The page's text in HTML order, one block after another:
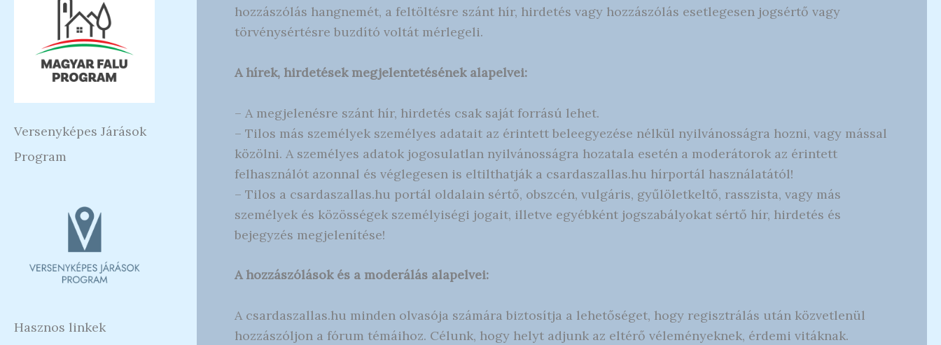
Versenyképes Járások
Program
Hasznos linkek
hozzászólás hangnemét, a feltöltésre szánt hír, hirdetés vagy hozzászólás esetlegesen jogsértő vagy
törvénysértésre buzdító voltát mérlegeli.
A hírek, hirdetések megjelentetésének alapelvei:
– A megjelenésre szánt hír, hirdetés csak saját forrású lehet.
– Tilos más személyek személyes adatait az érintett beleegyezése nélkül nyilvánosságra hozni, vagy mással
közölni. A személyes adatok jogosulatlan nyilvánosságra hozatala esetén a moderátorok az érintett
felhasználót azonnal és véglegesen is eltilthatják a csardaszallas.hu hírportál használatától!
– Tilos a csardaszallas.hu portál oldalain sértő, obszcén, vulgáris, gyűlöletkeltő, rasszista, vagy más
személyek és közösségek személyiségi jogait, illetve egyébként jogszabályokat sértő hír, hirdetés és
bejegyzés megjelenítése!
A hozzászólások és a moderálás alapelvei:
A csardaszallas.hu minden olvasója számára biztosítja a lehetőséget, hogy regisztrálás után közvetlenül
hozzászóljon a fórum témáihoz. Célunk, hogy helyt adjunk az eltérő véleményeknek, érdemi vitáknak.